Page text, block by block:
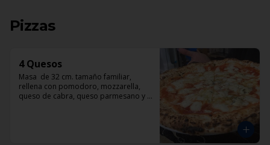
Pizzas
4 Quesos
Masa  de 32 cm. tamaño familiar,
rellena con pomodoro, mozzarella,
queso de cabra, queso parmesano y